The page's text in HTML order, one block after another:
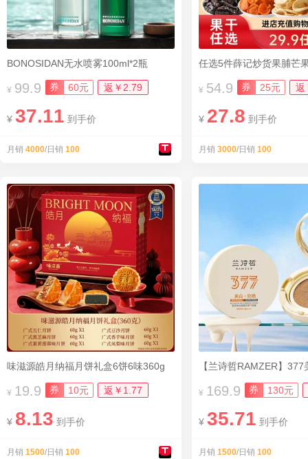
BONOSIDAN无水喷雾100ml*2瓶
¥ 99.9 券 60元 返￥2.79
¥ 37.11 到手价
月销 4000/日销 100
任选5件薛记炒货果脯芒
¥ 54.9 券 25元 返
¥ 27.8 到手价
月销 3000/日销 100
味滋源皓月纳福月饼礼盒6饼6味360g
¥ 19.9 券 10元 返￥1.77
¥ 8.13 到手价
月销 1500/日销 100
¥ 169.9 券 130元
¥ 35.71 到手价
月销 1500/日销 100